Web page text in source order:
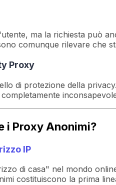
ma la richiesta può
comunque rilevare che
Proxy
di protezione della
i Proxy Anonimi?
IP
di casa" nel mondo
costituiscono la prima